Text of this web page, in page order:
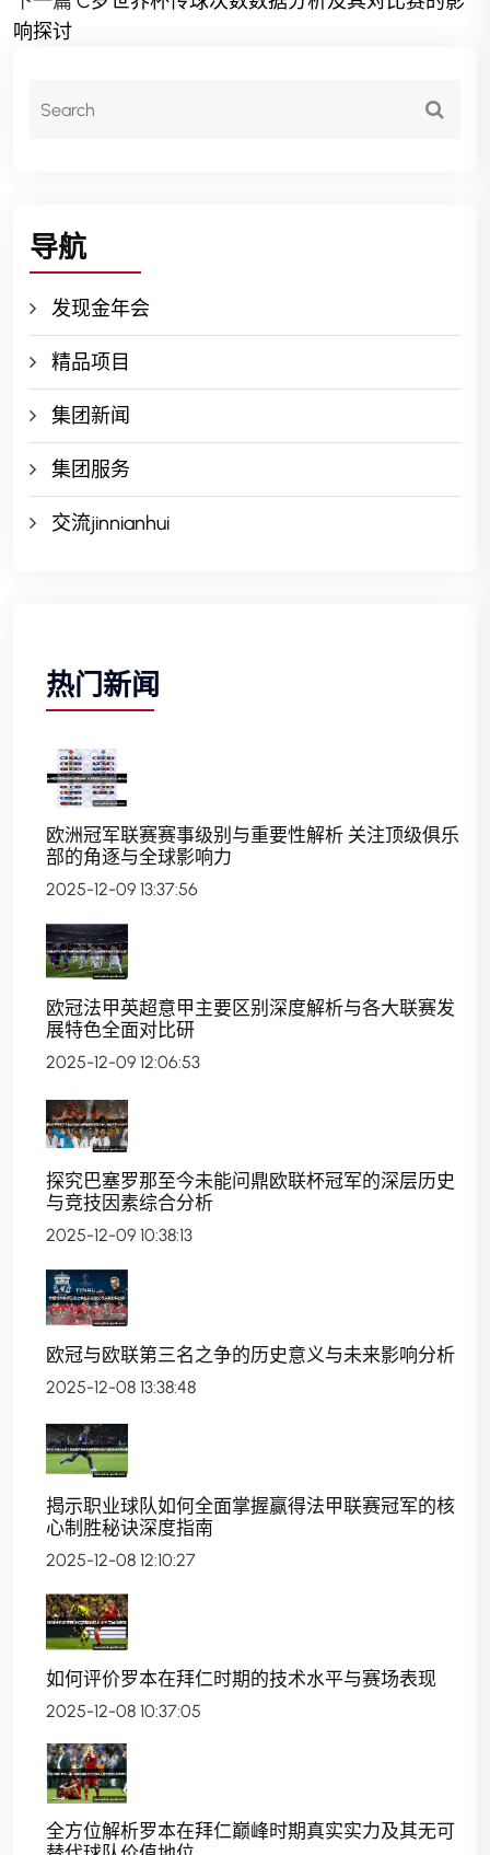
响探讨
导航
发现金年会
精品项目
集团新闻
集团服务
交流jinnianhui
热门新闻
欧洲冠军联赛赛事级别与重要性解析 关注顶级俱乐
部的角逐与全球影响力
2025-12-09 13:37:56
欧冠法甲英超意甲主要区别深度解析与各大联赛发
展特色全面对比研
2025-12-09 12:06:53
探究巴塞罗那至今未能问鼎欧联杯冠军的深层历史
与竞技因素综合分析
2025-12-09 10:38:13
欧冠与欧联第三名之争的历史意义与未来影响分析
2025-12-08 13:38:48
揭示职业球队如何全面掌握赢得法甲联赛冠军的核
心制胜秘诀深度指南
2025-12-08 12:10:27
如何评价罗本在拜仁时期的技术水平与赛场表现
2025-12-08 10:37:05
全方位解析罗本在拜仁巅峰时期真实实力及其无可